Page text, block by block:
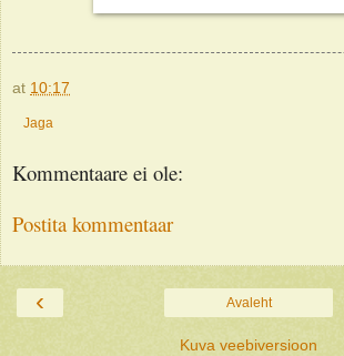
at 10:17
Jaga
Kommentaare ei ole:
Postita kommentaar
‹ Avaleht
Kuva veebiversioon